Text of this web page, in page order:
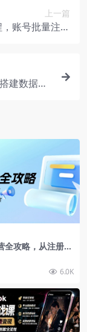
上一篇
账号批量注册
建数据库
攻略，从注册到
习，揭秘热门玩
方案
6.0K